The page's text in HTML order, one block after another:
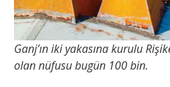
Ganj’ın iki yakasına kurulu
olan nüfusu bugün 100 bin.